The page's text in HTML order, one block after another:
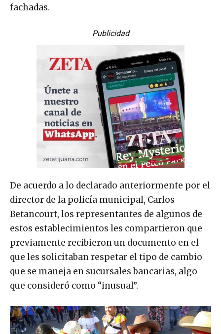
fachadas.
Publicidad
De acuerdo a lo declarado anteriormente por el
director de la policía municipal, Carlos
Betancourt, los representantes de algunos de
estos establecimientos les compartieron que
previamente recibieron un documento en el
que les solicitaban respetar el tipo de cambio
que se maneja en sucursales bancarias, algo
que consideró como “inusual”.